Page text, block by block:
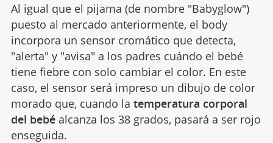
Al igual que el pijama (de nombre "Babyglow")
puesto al mercado anteriormente, el body
incorpora un sensor cromático que detecta,
"alerta" y "avisa" a los padres cuándo el bebé
tiene fiebre con solo cambiar el color. En este
caso, el sensor será impreso un dibujo de color
morado que, cuando la temperatura corporal
del bebéalcanza los 38 grados, pasará a ser rojo
enseguida.